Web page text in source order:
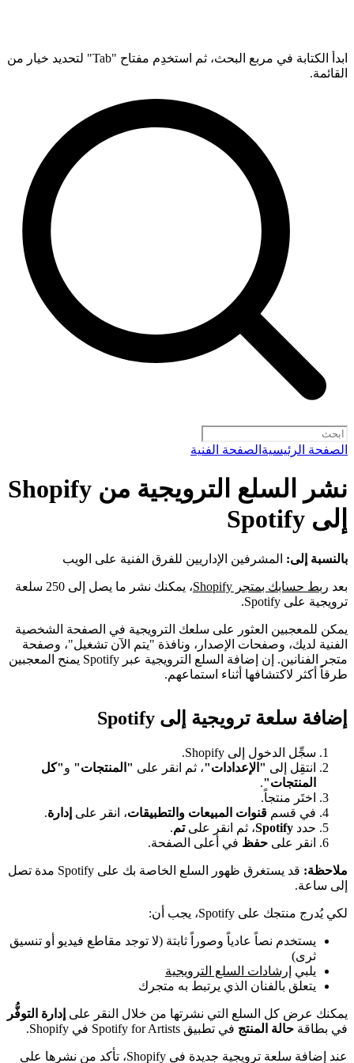
ابدأ الكتابة في مربع البحث، ثم استخدِم مفتاح "Tab" لتحديد خيار من
القائمة.
الصفحة الرئيسية الصفحة الفنية
نشر السلع الترويجية من Shopify
إلى Spotify
بالنسبة إلى: المشرفين الإداريين للفرق الفنية على الويب
بعد ربط حسابك بمتجر Shopify
، يمكنك نشر ما يصل إلى 250 سلعة
ترويجية على Spotify.
يمكن للمعجبين العثور على سلعك الترويجية في الصفحة الشخصية
الفنية لديك، وصفحات الإصدار، ونافذة "يتم الآن تشغيل"، وصفحة
متجر الفنانين. إن إضافة السلع الترويجية عبر Spotify يمنح المعجبين
طرقاً أكثر لاكتشافها أثناء استماعهم.
إضافة سلعة ترويجية إلى Spotify
سجِّل الدخول إلى Shopify.
انتقِل إلى "الإعدادات"، ثم انقر على "المنتجات" و"كل
المنتجات".
اختَر منتجاً.
في قسم قنوات المبيعات والتطبيقات، انقر على إدارة.
حدد Spotify، ثم انقر علىتم.
انقر على حفظ في أعلى الصفحة.
ملاحظة:
قد يستغرق ظهور السلع الخاصة بك على Spotify مدة تصل
إلى ساعة.
لكي يُدرج منتجك على Spotify، يجب أن:
يستخدم نصاً عادياً وصوراً ثابتة (لا توجد مقاطع فيديو أو تنسيق
ثرى)
يلبي إرشادات السلع الترويجية
يتعلق بالفنان الذي يرتبط به متجرك
يمكنك عرض كل السلع التي نشرتها من خلال النقر على إدارة التوفُّر
في بطاقة حالة المنتج في تطبيق Spotify for Artists في Shopify.
عند إضافة سلعة ترويجية جديدة في Shopify، تأكد من نشرها على